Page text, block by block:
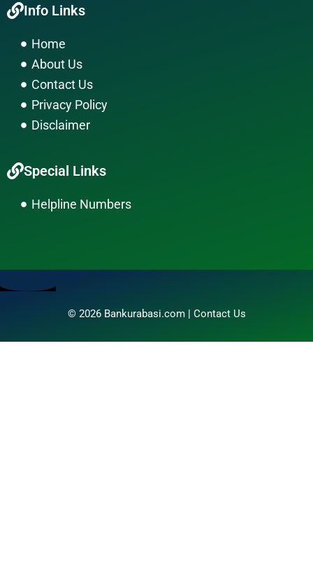
e
b
o
o
k
t
r
a
m
Info Links
Home
About Us
Contact Us
Privacy Policy
Disclaimer
Special Links
Helpline Numbers
© 2026 Bankurabasi.com | Contact Us